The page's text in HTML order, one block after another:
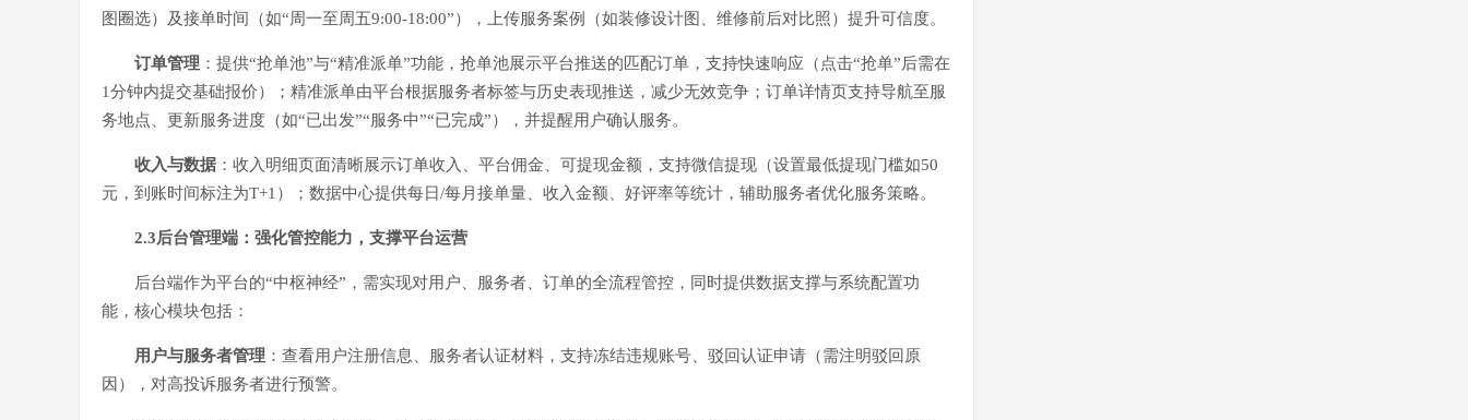
图圈选）及接单时间（如“周一至周五9:00-18:00”），上传服务案例（如装修设计图、维修前后对比照）提升可信度。
订单管理 ：提供“抢单池”与“精准派单”功能，抢单池展示平台推送的匹配订单，支持快速响应（点击“抢单”后需在
1分钟内提交基础报价）；精准派单由平台根据服务者标签与历史表现推送，减少无效竞争；订单详情页支持导航至服
务地点、更新服务进度（如“已出发”“服务中”“已完成”），并提醒用户确认服务。
收入与数据 ：收入明细页面清晰展示订单收入、平台佣金、可提现金额，支持微信提现（设置最低提现门槛如50
元，到账时间标注为T+1）；数据中心提供每日/每月接单量、收入金额、好评率等统计，辅助服务者优化服务策略。
2.3后台管理端：强化管控能力，支撑平台运营
后台端作为平台的“中枢神经”，需实现对用户、服务者、订单的全流程管控，同时提供数据支撑与系统配置功
能，核心模块包括：
用户与服务者管理 ：查看用户注册信息、服务者认证材料，支持冻结违规账号、驳回认证申请（需注明驳回原
因），对高投诉服务者进行预警。